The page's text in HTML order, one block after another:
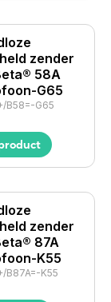
zender
58A
G65
B58=-G65
zender
87A
K55
B87A=-K55